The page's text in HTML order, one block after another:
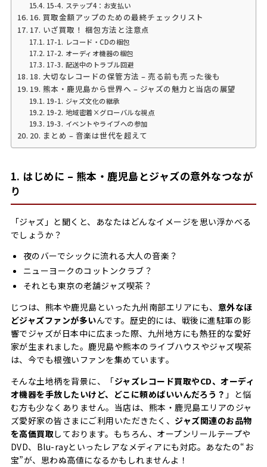
15-4. ステップ4：お支払い
16. 買取金額アップのための最終チェックリスト
17. いざ買取！ 梱包方法と注意点
17-1. レコード・CDの梱包
17-2. オーディオ機器の梱包
17-3. 配送中のトラブル回避
18. 大切なレコードの保管方法 – 売る前も売った後も
19. 熊本・鹿児島から世界へ – ジャズの魅力と当店の展望
19-1. ジャズ文化の継承
19-2. 地域密着×グローバルな視点
19-3. イベントやライブへの参加
20. まとめ – 音楽は世代を超えて
1. はじめに – 熊本・鹿児島とジャズの意外なつなが
り
「ジャズ」と聞くと、あなたはどんなイメージを思い浮かべる
でしょうか？
夜のバーでシックに流れる大人の音楽？
ニューヨークのコットンクラブ？
それとも東京の老舗ジャズ喫茶？
じつは、熊本や鹿児島といった九州南部エリアにも、 意外なほ
どジャズファンが多いんです。歴史的には、戦後に進駐軍の影
響でジャズが日本中に広まった際、九州地方にも熱狂的な愛好
家が生まれました。鹿児島や熊本のライブハウスやジャズ喫茶
は、今でも根強いファンを集めています。
そんな土地柄を背景に、「ジャズレコード買取やCD、オーディ
オ機器を手放したいけど、どこに頼めばいいんだろう？ 」と悩
む方も少なくありません。当店は、熊本・鹿児島エリアのジャ
ズ愛好家の皆さまにご利用いただきたく、 ジャズ関連のお品物
を高価買取しております。もちろん、オープンリールテープや
DVD、Blu-rayといったレアなメディアにも対応。あなたの“お
宝”が、思わぬ高値になるかもしれませんよ！